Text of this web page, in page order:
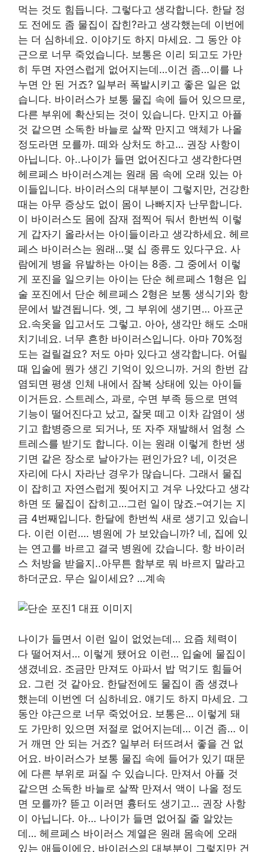
먹는 것도 힘듭니다. 그렇다고 생각합니다. 한달 정
도 전에도 좀 물집이 잡힌?라고 생각했는데 이번에
는 더 심하네요. 이야기도 하지 마세요. 그 동안 야
근으로 너무 죽었습니다. 보통은 이리 되고도 가만
히 두면 자연스럽게 없어지는데…이건 좀…이를 나
누면 안 된 거죠? 일부러 폭발시키고 좋은 일은 없
습니다. 바이러스가 보통 물집 속에 들어 있으므로,
다른 부위에 확산되는 것이 있습니다. 만지고 아플
것 같으면 소독한 바늘로 살짝 만지고 액체가 나올
정도라면 모를까. 떼와 상처도 하고… 권장 사항이
아닙니다. 아..나이가 들면 없어진다고 생각한다면
헤르페스 바이러스계는 원래 몸 속에 오래 있는 아
이들입니다. 바이러스의 대부분이 그렇지만, 건강한
때는 아무 증상도 없이 몸이 나빠지자 난무합니다.
이 바이러스도 몸에 잠재 점찍어 둬서 한번씩 이렇
게 갑자기 올라서는 아이들이라고 생각하세요. 헤르
페스 바이러스는 원래…몇 십 종류도 있다구요. 사
람에게 병을 유발하는 아이는 8종. 그 중에서 이렇
게 포진을 일으키는 아이는 단순 헤르페스 1형은 입
술 포진에서 단순 헤르페스 2형은 보통 생식기와 항
문에서 발견됩니다. 엣, 그 부위에 생기면… 아프군
요.속옷을 입고서도 그렇고. 아아, 생각만 해도 소매
치기네요. 너무 흔한 바이러스입니다. 아마 70%정
도는 걸릴걸요? 저도 아마 있다고 생각합니다. 어릴
때 입술에 뭔가 생긴 기억이 있으니까. 거의 한번 감
염되면 평생 인체 내에서 잠복 상태에 있는 아이들
이거든요. 스트레스, 과로, 수면 부족 등으로 면역
기능이 떨어진다고 났고, 잘못 떼고 이차 감염이 생
기고 합병증으로 되거나, 또 자주 재발해서 엄청 스
트레스를 받기도 합니다. 이는 원래 이렇게 한번 생
기면 같은 장소로 날아가는 편인가요? 네, 이것은
자리에 다시 자라난 경우가 많습니다. 그래서 물집
이 잡히고 자연스럽게 찢어지고 겨우 나았다고 생각
하면 또 물집이 잡히고…그런 일이 많죠.–여기는 지
금 4번째입니다. 한달에 한번씩 새로 생기고 있습니
다. 이런 이런…. 병원에 가 보았습니까? 네, 집에 있
는 연고를 바르고 결국 병원에 갔습니다. 항 바이러
스 처방을 받을지..아무튼 함부로 뭐 바르지 말라고
하더군요. 무슨 일이세요? …계속
나이가 들면서 이런 일이 없었는데… 요즘 체력이
다 떨어져서… 이렇게 됐어요 이런… 입술에 물집이
생겼네요. 조금만 만져도 아파서 밥 먹기도 힘들어
요. 그런 것 같아요. 한달전에도 물집이 좀 생겼나
했는데 이번엔 더 심하네요. 얘기도 하지 마세요. 그
동안 야근으로 너무 죽었어요. 보통은… 이렇게 돼
도 가만히 있으면 저절로 없어지는데… 이건 좀… 이
거 깨면 안 되는 거죠? 일부러 터뜨려서 좋을 건 없
어요. 바이러스가 보통 물집 속에 들어가 있기 때문
에 다른 부위로 퍼질 수 있습니다. 만져서 아플 것
같으면 소독한 바늘로 살짝 만져서 액이 나올 정도
면 모를까? 뜯고 이러면 흉터도 생기고… 권장 사항
이 아닙니다. 아… 나이가 들면 없어질 줄 알았는
데… 헤르페스 바이러스 계열은 원래 몸속에 오래
있는 애들이에요. 바이러스의 대부분이 그렇지만 건